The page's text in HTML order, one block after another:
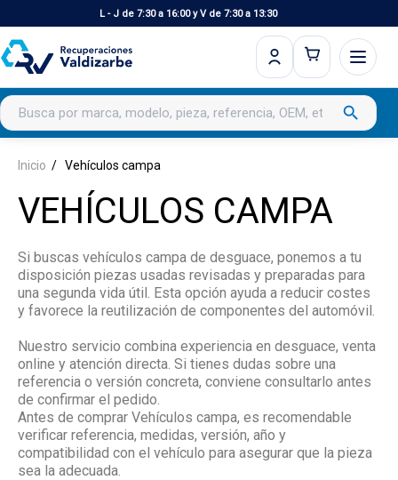
L - J de 7:30 a 16:00 y V de 7:30 a 13:30
Buscar productos search
Inicio Vehículos campa
VEHÍCULOS CAMPA
Si buscas vehículos campa de desguace, ponemos a tu
disposición piezas usadas revisadas y preparadas para
una segunda vida útil. Esta opción ayuda a reducir costes
y favorece la reutilización de componentes del automóvil.
Nuestro servicio combina experiencia en desguace, venta
online y atención directa. Si tienes dudas sobre una
referencia o versión concreta, conviene consultarlo antes
de confirmar el pedido.
Antes de comprar Vehículos campa, es recomendable
verificar referencia, medidas, versión, año y
compatibilidad con el vehículo para asegurar que la pieza
sea la adecuada.